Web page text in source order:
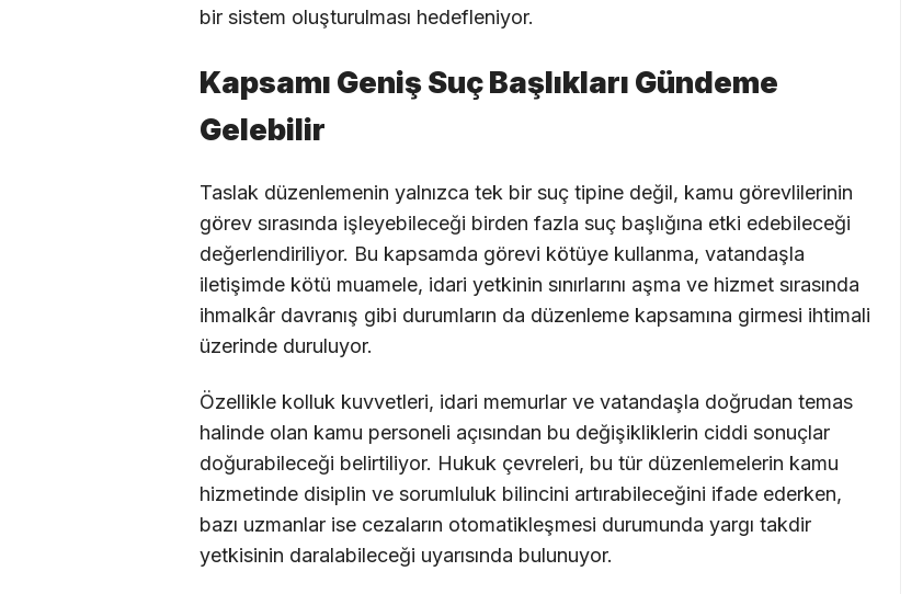
bir sistem oluşturulması hedefleniyor.
Kapsamı Geniş Suç Başlıkları Gündeme
Gelebilir
Taslak düzenlemenin yalnızca tek bir suç tipine değil, kamu görevlilerinin
görev sırasında işleyebileceği birden fazla suç başlığına etki edebileceği
değerlendiriliyor. Bu kapsamda görevi kötüye kullanma, vatandaşla
iletişimde kötü muamele, idari yetkinin sınırlarını aşma ve hizmet sırasında
ihmalkâr davranış gibi durumların da düzenleme kapsamına girmesi ihtimali
üzerinde duruluyor.
Özellikle kolluk kuvvetleri, idari memurlar ve vatandaşla doğrudan temas
halinde olan kamu personeli açısından bu değişikliklerin ciddi sonuçlar
doğurabileceği belirtiliyor. Hukuk çevreleri, bu tür düzenlemelerin kamu
hizmetinde disiplin ve sorumluluk bilincini artırabileceğini ifade ederken,
bazı uzmanlar ise cezaların otomatikleşmesi durumunda yargı takdir
yetkisinin daralabileceği uyarısında bulunuyor.